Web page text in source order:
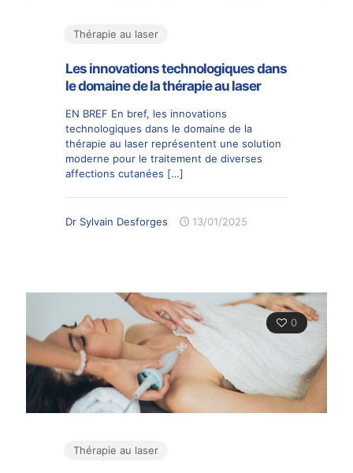
Thérapie au laser
Les innovations technologiques dans
le domaine de la thérapie au laser
EN BREF En bref, les innovations
technologiques dans le domaine de la
thérapie au laser représentent une solution
moderne pour le traitement de diverses
affections cutanées […]
Dr Sylvain Desforges 13/01/2025
0
Thérapie au laser